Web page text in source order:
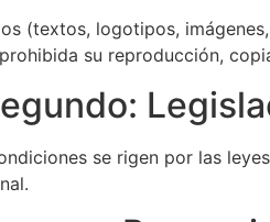
(textos, logotipos,
su reproducción,
se rigen por las